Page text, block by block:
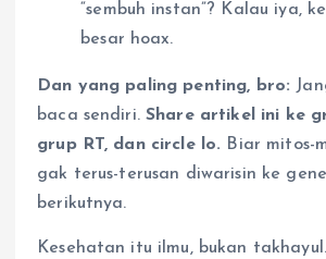
“sembuh instan”? Kalau iya,
besar hoax.
Dan yang paling penting, bro:
baca sendiri.Share artikel ini ke
grup RT, dan circle lo. Biar mitos-
gak terus-terusan diwarisin ke
berikutnya.
Kesehatan itu ilmu, bukan